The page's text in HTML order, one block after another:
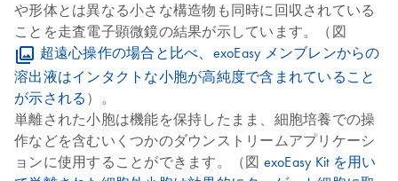
や形体とは異なる小さな構造物も同時に回収されている
ことを走査電子顕微鏡の結果が示しています。（図
超遠心操作の場合と比べ、exoEasy メンブレンからの
溶出液はインタクトな小胞が高純度で含まれていること
が示される ）。
単離された小胞は機能を保持したまま、細胞培養での操
作などを含むいくつかのダウンストリームアプリケーシ
ョンに使用することができます。（図 exoEasy Kit を用い